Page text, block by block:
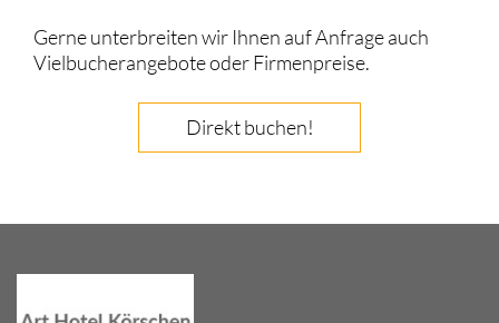
Gerne unterbreiten wir Ihnen auf Anfrage auch
Vielbucherangebote oder Firmenpreise.
Direkt buchen!